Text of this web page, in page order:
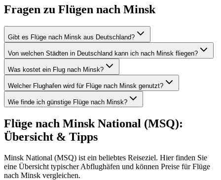
Fragen zu Flügen nach Minsk
Gibt es Flüge nach Minsk aus Deutschland?
Von welchen Städten in Deutschland kann ich nach Minsk fliegen?
Was kostet ein Flug nach Minsk?
Welcher Flughafen wird für Flüge nach Minsk genutzt?
Wie finde ich günstige Flüge nach Minsk?
Flüge nach Minsk National (MSQ):
Übersicht & Tipps
Minsk National (MSQ) ist ein beliebtes Reiseziel. Hier finden Sie
eine Übersicht typischer Abflughäfen und können Preise für Flüge
nach Minsk vergleichen.